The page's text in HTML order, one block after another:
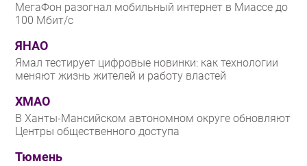
МегаФон разогнал мобильный интернет в Миассе до
100 Мбит/с
ЯНАО
Ямал тестирует цифровые новинки: как технологии
меняют жизнь жителей и работу властей
ХМАО
В Ханты-Мансийском автономном округе обновляют
Центры общественного доступа
Тюмень